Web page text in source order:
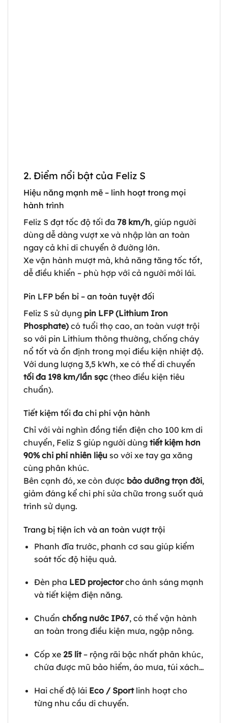
2. Điểm nổi bật của Feliz S
Hiệu năng mạnh mẽ – linh hoạt trong mọi
hành trình
Feliz S đạt tốc độ tối đa 78 km/h, giúp người
dùng dễ dàng vượt xe và nhập làn an toàn
ngay cả khi di chuyển ở đường lớn.
Xe vận hành mượt mà, khả năng tăng tốc tốt,
dễ điều khiển – phù hợp với cả người mới lái.
Pin LFP bền bỉ – an toàn tuyệt đối
Feliz S sử dụng pin LFP (Lithium Iron
Phosphate) có tuổi thọ cao, an toàn vượt trội
so với pin Lithium thông thường, chống cháy
nổ tốt và ổn định trong mọi điều kiện nhiệt độ.
Với dung lượng 3,5 kWh, xe có thể di chuyển
tối đa 198 km/lần sạc (theo điều kiện tiêu
chuẩn).
Tiết kiệm tối đa chi phí vận hành
Chỉ với vài nghìn đồng tiền điện cho 100 km di
chuyển, Feliz S giúp người dùng tiết kiệm hơn
90% chi phí nhiên liệu so với xe tay ga xăng
cùng phân khúc.
Bên cạnh đó, xe còn được bảo dưỡng trọn đời,
giảm đáng kể chi phí sửa chữa trong suốt quá
trình sử dụng.
Trang bị tiện ích và an toàn vượt trội
Phanh đĩa trước, phanh cơ sau giúp kiểm
soát tốc độ hiệu quả.
Đèn pha LED projectorcho ánh sáng mạnh
và tiết kiệm điện năng.
Chuẩn chống nước IP67, có thể vận hành
an toàn trong điều kiện mưa, ngập nông.
Cốp xe 25 lít– rộng rãi bậc nhất phân khúc,
chứa được mũ bảo hiểm, áo mưa, túi xách…
Hai chế độ lái Eco / Sportlinh hoạt cho
từng nhu cầu di chuyển.